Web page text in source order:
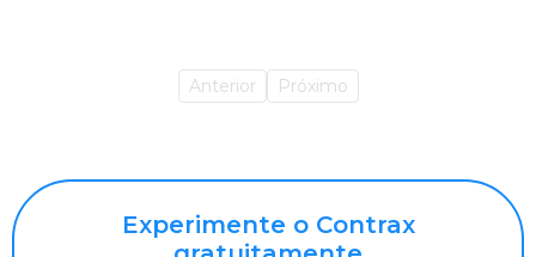
Anterior Próximo
Experimente o Contrax